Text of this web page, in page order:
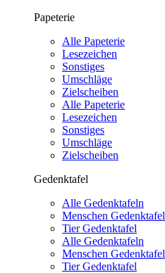
Papeterie
Alle Papeterie
Lesezeichen
Sonstiges
Umschläge
Zielscheiben
Alle Papeterie
Lesezeichen
Sonstiges
Umschläge
Zielscheiben
Gedenktafel
Alle Gedenktafeln
Menschen Gedenktafel
Tier Gedenktafel
Alle Gedenktafeln
Menschen Gedenktafel
Tier Gedenktafel